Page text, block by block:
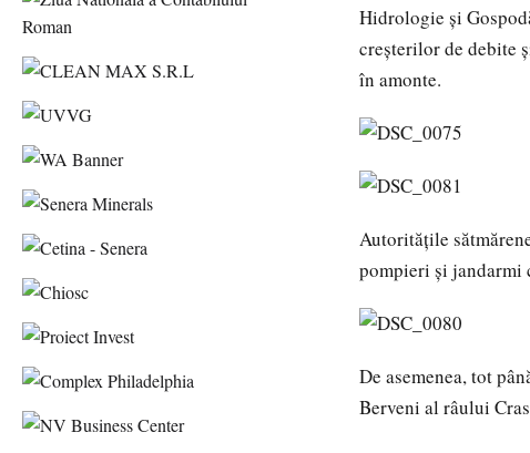
Hidrologie şi
creşterilor de debite
în amonte.
Autorităţile
pompieri şi jandarmi
De asemenea, tot
Berveni al râului